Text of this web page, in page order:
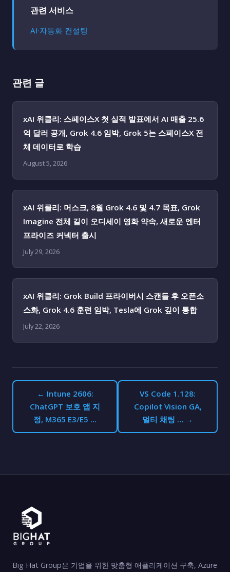
관련 서비스
AI·자동화 컨설팅
관련 글
xAI 위클리: 스페이스X 첫 실적 발표에서 AI 매출 25.6
억 달러 공개, Grok 4.6 임박, Grok 5는 스페이스X 전
체 데이터로 학습
August 5, 2026
xAI 위클리: 머스크, 8월 Grok 4.6 및 4.7 목표, Grok
Imagine 전체 길이 오디세이 영화 약속, 새로운 엔터
프라이즈 커넥터 출시
July 29, 2026
xAI 위클리: Grok Build 프라이버시 스캔들 후 오픈소
스화, Grok 4.6 훈련 임박, Tesla에 Grok 깊이 통합
July 22, 2026
← Intune 2606:
ChatGPT 보호 앱 지
정, M365 E3/E5 …
VS Code 1.128:
Copilot Vision GA,
멀티 채팅 … →
Big Hat Group은 기업을 위한 맞춤형 애플리케이션 구축, Azure